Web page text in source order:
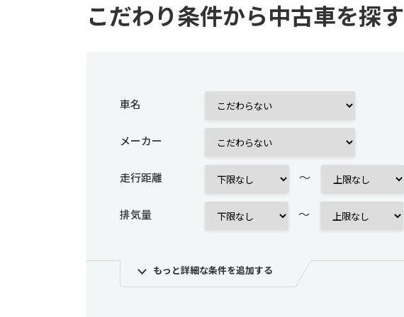
こだわり条件から中古車を探す
車名
メーカー
走行距離 ～
排気量 ～
もっと詳細な条件を追加する